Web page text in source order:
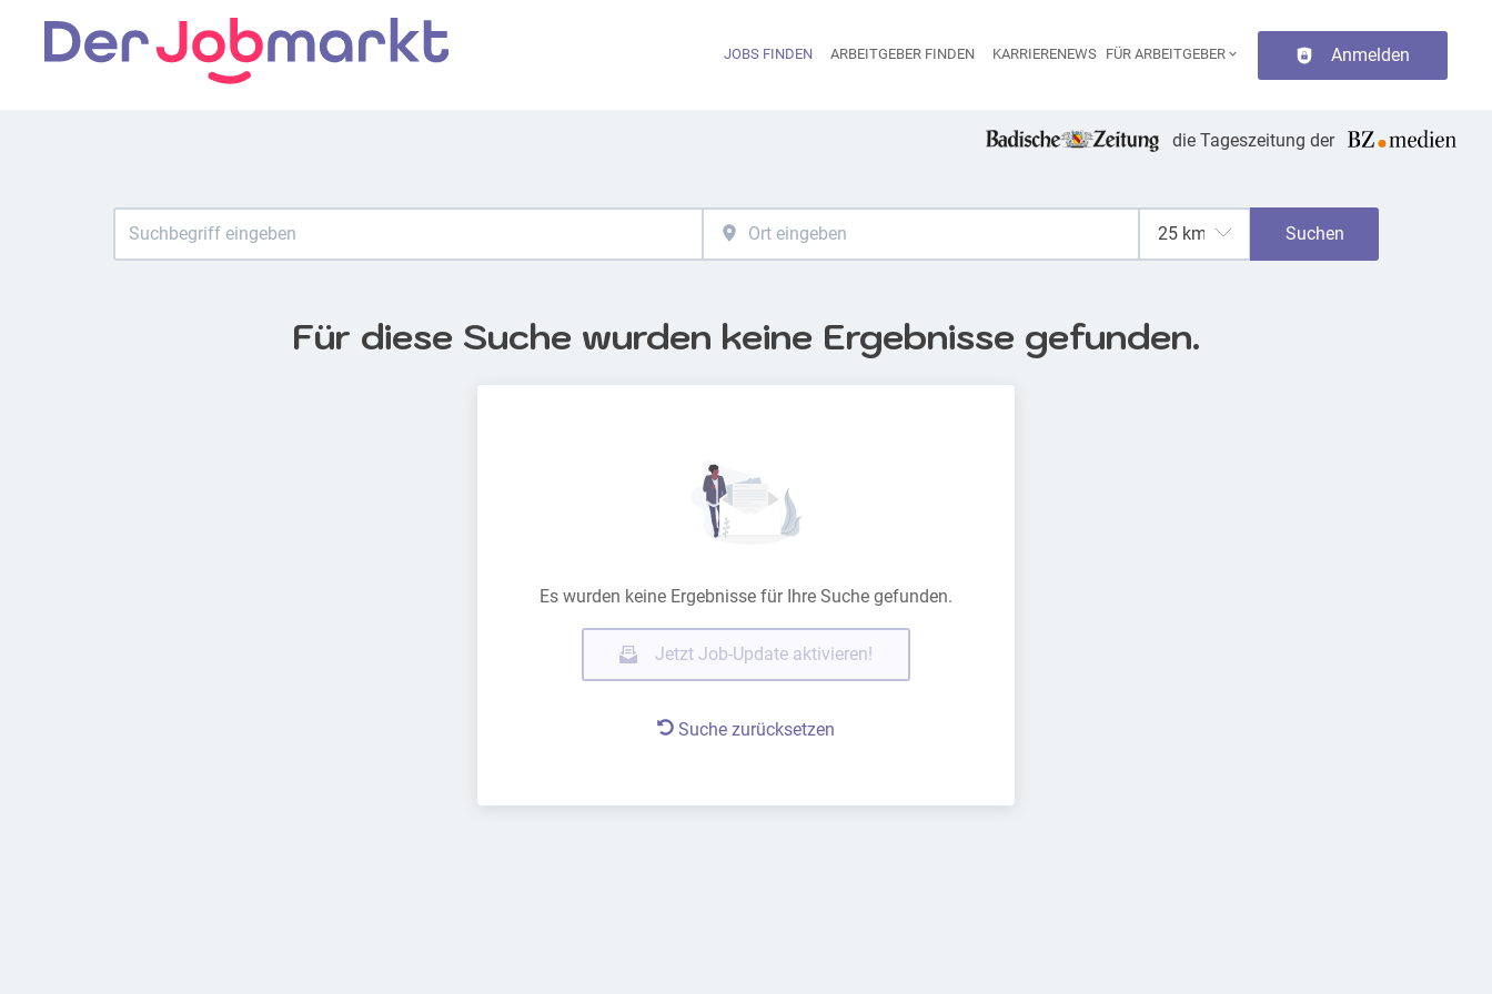
Haupt-Navigation
JOBS FINDEN ARBEITGEBER FINDEN KARRIERENEWS FÜR ARBEITGEBER Anmelden
die Tageszeitung der
Suchen
Für diese Suche wurden keine Ergebnisse gefunden.
Es wurden keine Ergebnisse für Ihre Suche gefunden.
Jetzt Job-Update aktivieren!
Suche zurücksetzen